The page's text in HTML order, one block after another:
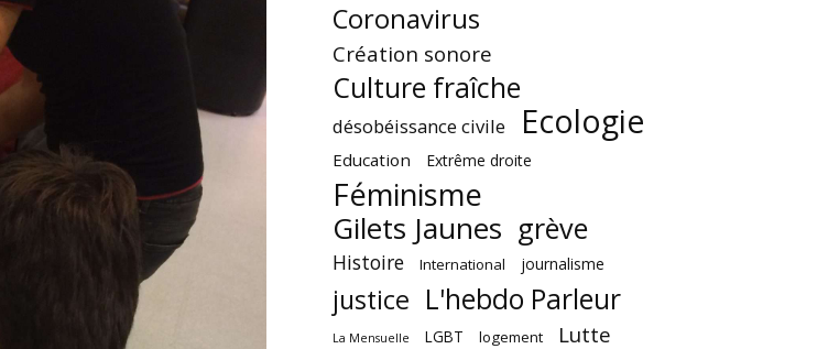
Coronavirus
Création sonore
Culture fraîche
désobéissance civile Ecologie
Education Extrême droite
Féminisme
Gilets Jaunes grève
Histoire International journalisme
justice L'hebdo Parleur
La Mensuelle LGBT logement Lutte